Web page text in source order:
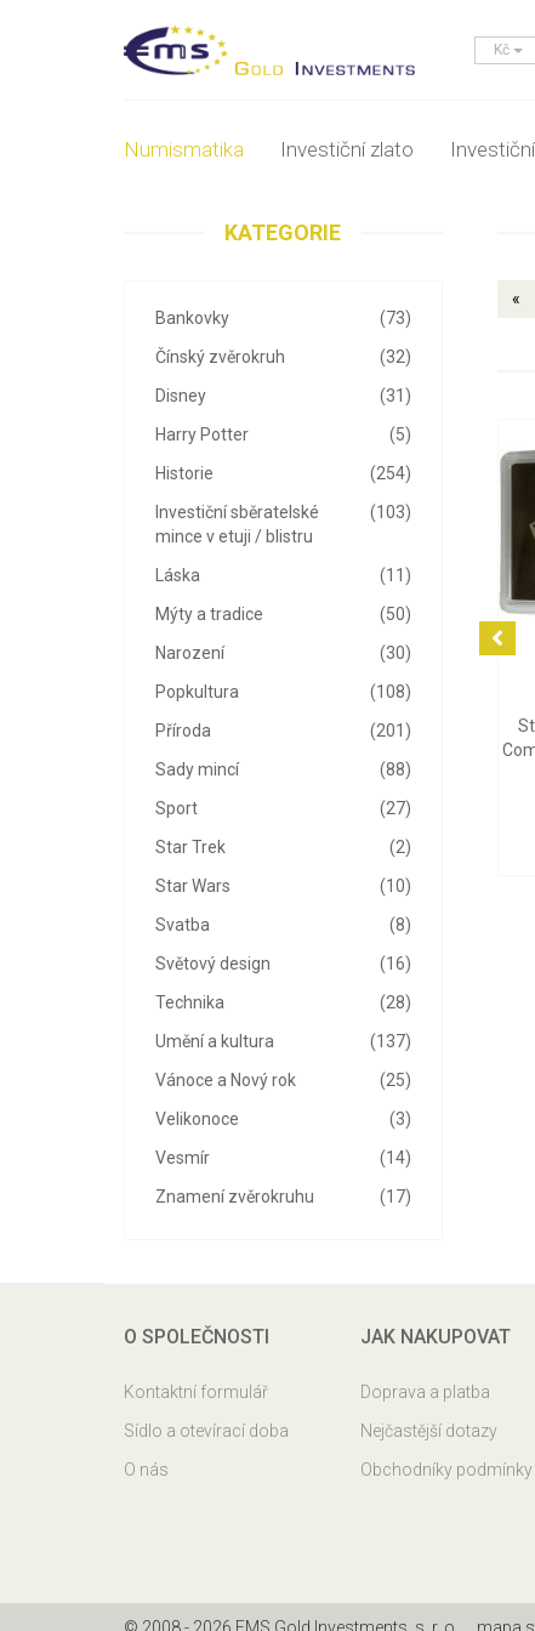
Kč
Numismatika Investiční zlato
KATEGORIE
(73)
Bankovky
(32)
Čínský zvěrokruh
(31)
Disney
(5)
Harry Potter
(254)
Historie
(103)
Investiční sběratelské
mince v etuji / blistru
(11)
Láska
(50)
Mýty a tradice
(30)
Narození
(108)
Popkultura
(201)
Příroda
(88)
Sady mincí
(27)
Sport
(2)
Star Trek
(10)
Star Wars
(8)
Svatba
(16)
Světový design
(28)
Technika
(137)
Umění a kultura
(25)
Vánoce a Nový rok
(3)
Velikonoce
(14)
Vesmír
(17)
Znamení zvěrokruhu
«
O SPOLEČNOSTI
Kontaktní formulář
Sídlo a otevírací doba
O nás
JAK NAKUPOVAT
Doprava a platba
Nejčastější dotazy
Obchodníky podmínky